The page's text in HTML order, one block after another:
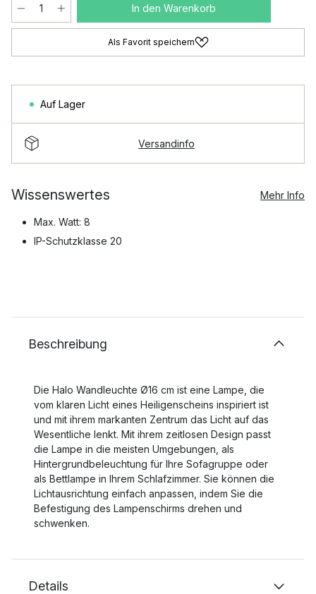
In den Warenkorb
Als Favorit speichern
Auf Lager
Versandinfo
Wissenswertes Mehr Info
Max. Watt: 8
IP-Schutzklasse 20
Beschreibung
Die Halo Wandleuchte Ø16 cm ist eine Lampe, die
vom klaren Licht eines Heiligenscheins inspiriert ist
und mit ihrem markanten Zentrum das Licht auf das
Wesentliche lenkt. Mit ihrem zeitlosen Design passt
die Lampe in die meisten Umgebungen, als
Hintergrundbeleuchtung für Ihre Sofagruppe oder
als Bettlampe in Ihrem Schlafzimmer. Sie können die
Lichtausrichtung einfach anpassen, indem Sie die
Befestigung des Lampenschirms drehen und
schwenken.
Details